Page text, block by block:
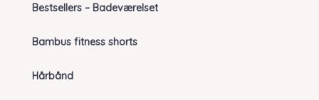
Bestsellers – Badeværelset
Bambus fitness shorts
Hårbånd